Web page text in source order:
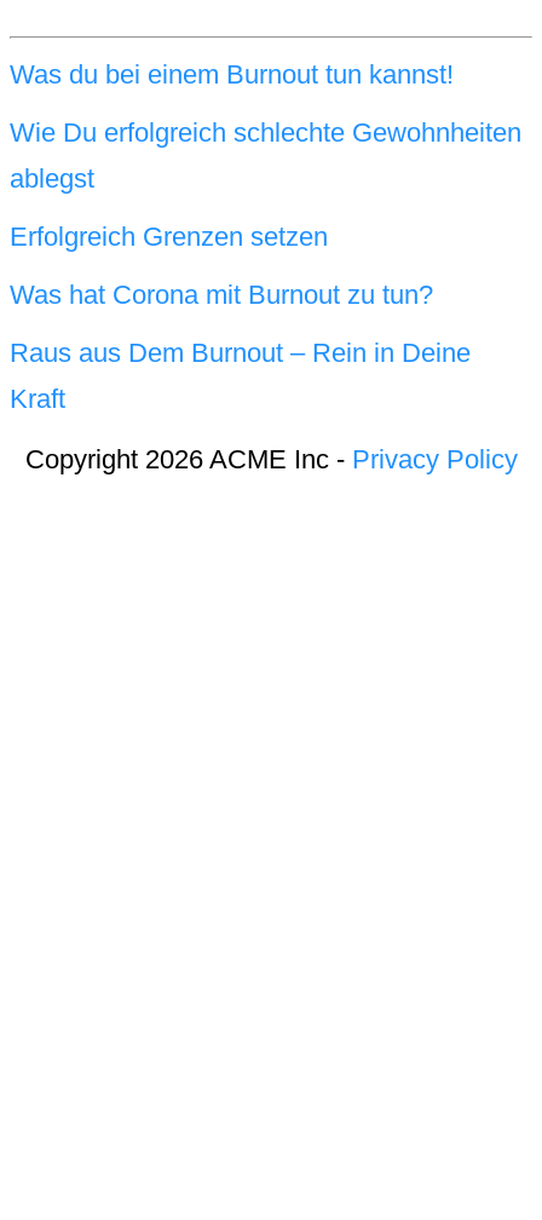
Was du bei einem Burnout tun kannst!
Wie Du erfolgreich schlechte Gewohnheiten
ablegst
Erfolgreich Grenzen setzen
Was hat Corona mit Burnout zu tun?
Raus aus Dem Burnout – Rein in Deine
Kraft
Copyright 2026 ACME Inc - Privacy Policy